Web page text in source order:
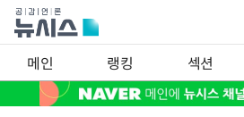
메인 랭킹 섹션